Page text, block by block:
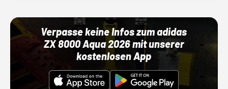
Verpasse keine Infos zum adidas
ZX 8000 Aqua 2026 mit unserer
kostenlosen App